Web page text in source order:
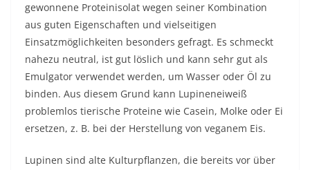
gewonnene Proteinisolat wegen seiner Kombination
aus guten Eigenschaften und vielseitigen
Einsatzmöglichkeiten besonders gefragt. Es schmeckt
nahezu neutral, ist gut löslich und kann sehr gut als
Emulgator verwendet werden, um Wasser oder Öl zu
binden. Aus diesem Grund kann Lupineneiweiß
problemlos tierische Proteine wie Casein, Molke oder Ei
ersetzen, z. B. bei der Herstellung von veganem Eis.
Lupinen sind alte Kulturpflanzen, die bereits vor über